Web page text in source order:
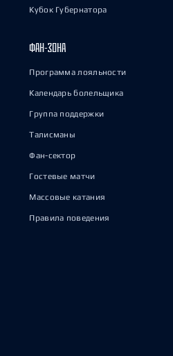
Кубок Губернатора
ФАН-ЗОНА
Программа лояльности
Календарь болельщика
Группа поддержки
Талисманы
Фан-сектор
Гостевые матчи
Массовые катания
Правила поведения